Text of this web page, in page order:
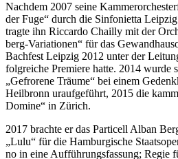
Nach­dem 2007 sei­ne
der Fuge“ durch die Sin­fo­ni­et­ta
trag­te ihn Ric­car­do Chail­ly mit der
berg-Va­ria­tio­nen“ für das
Bach­fest Leip­zig 2012 un­ter der
folg­rei­che Pre­mie­re hat­te. 2014 wur­de
„Ge­fro­re­ne Träu­me“ bei ei­nem
Heil­bronn ur­auf­ge­führt, 2015 die
Do­mi­ne“ in Zürich.
2017 brach­te er das Par­ti­cell Al­ban
„Lulu“ für die Ham­bur­gi­sche
no in eine Auf­füh­rungs­fas­sung; Re­gie